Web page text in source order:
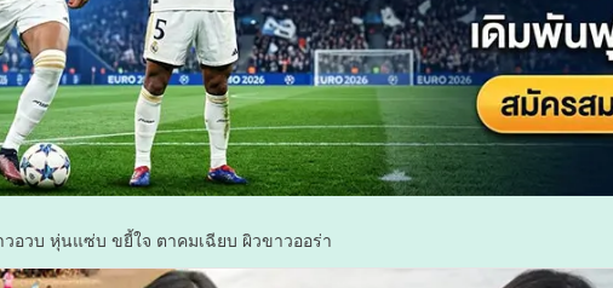
วอวบ หุ่นแซ่บ ขยี้ใจ ตาคมเฉียบ ผิวขาวออร่า